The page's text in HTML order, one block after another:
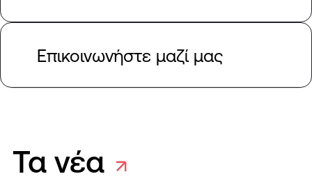
Επικοινωνήστε μαζί μας
Τα νέα